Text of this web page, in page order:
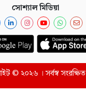
সোশ্যাল মিডিয়া
© ২০২৬ । সর্বস্ব সংরক্ষিত